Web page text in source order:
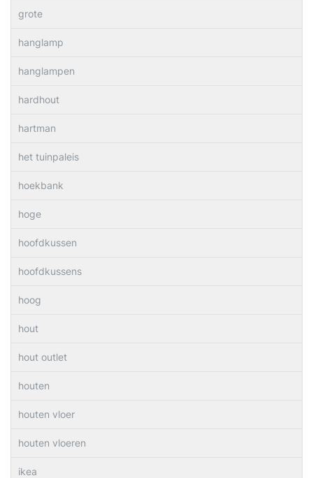
grote
hanglamp
hanglampen
hardhout
hartman
het tuinpaleis
hoekbank
hoge
hoofdkussen
hoofdkussens
hoog
hout
hout outlet
houten
houten vloer
houten vloeren
ikea